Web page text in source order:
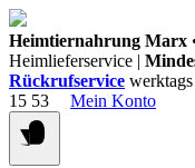
Springen
Sie
zum
Inhalt
Heimtiernahrung Marx
Heimlieferservice |
Rückrufservice
15 53
Mein Konto